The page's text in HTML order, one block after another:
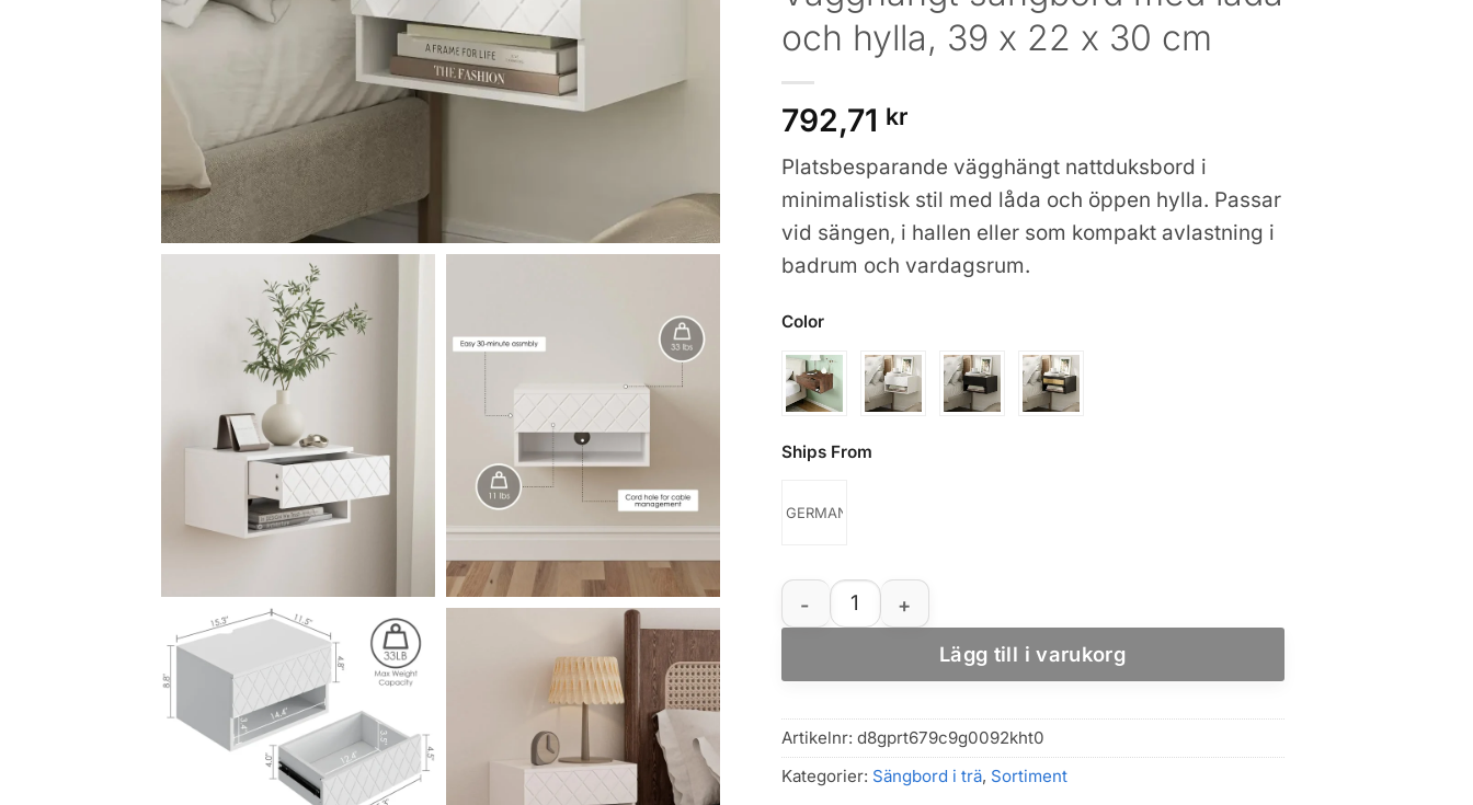
och hylla, 39 x 22 x 30 cm
792,71 kr
Platsbesparande vägghängt nattduksbord i
minimalistisk stil med låda och öppen hylla. Passar
vid sängen, i hallen eller som kompakt avlastning i
badrum och vardagsrum.
Color
Ships From
GERMANY
Vägghängt sängbord med låda och hylla, 39 x 22 x 30 cm mängd
Lägg till i varukorg
Artikelnr: d8gprt679c9g0092kht0
Kategorier: Sängbord i trä, Sortiment